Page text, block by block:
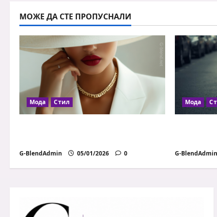
на
МОЖЕ ДА СТЕ ПРОПУСНАЛИ
Мода Стил
G-BlendAdmin 05/01/2026 0
Мода
G-BlendAdmin